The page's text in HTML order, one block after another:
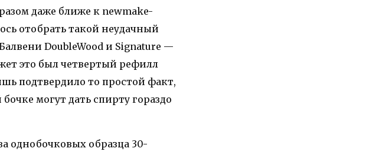
даже ближе к newmake-
отобрать такой неудачный
DoubleWood и Signature —
это был четвертый рефилл
подтвердило то простой факт,
могут дать спирту гораздо
однобочковых образца 30-